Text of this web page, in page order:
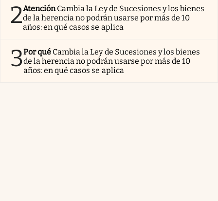
2AtenciónCambia la Ley de Sucesiones y los bienes
de la herencia no podrán usarse por más de 10
años: en qué casos se aplica
3Por qué Cambia la Ley de Sucesiones y los bienes
de la herencia no podrán usarse por más de 10
años: en qué casos se aplica